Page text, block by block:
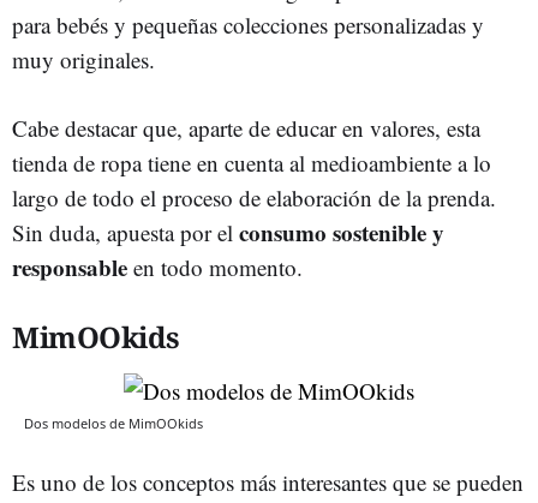
para bebés y pequeñas colecciones personalizadas y
muy originales.
Cabe destacar que, aparte de educar en valores, esta
tienda de ropa tiene en cuenta al medioambiente a lo
largo de todo el proceso de elaboración de la prenda.
Sin duda, apuesta por el consumo sostenible y
responsable en todo momento.
MimOOkids
Dos modelos de MimOOkids
Es uno de los conceptos más interesantes que se pueden